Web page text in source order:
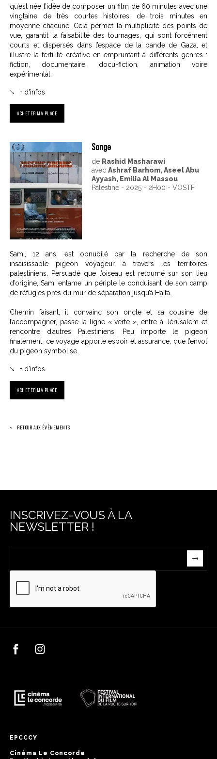
qu’est née l’idée de composer un film de 60 minutes avec une
vingtaine de très courtes histoires, de trois minutes en
moyenne chacune. Cela permet la multiplicité des points de
vue, garantit la faisabilité des tournages, qui sont forcément
courts et dispersés dans l’espace de la bande de Gaza, et
illustre la fertilité créative en empruntant à différents genres :
fiction, documentaire, docu-fiction, animation voire
expérimental.
+ d'infos
ACHETER MA PLACE
Songe
de Rashid Masharawi
avec Ashraf Barhom, Aseel Abu
Ayyash, Emilia Al Massou
Palestine - 2025 - 2H00 - VOSTF
Sami, 12 ans, est obnubilé par la recherche de son
insaisissable pigeon voyageur à travers les territoires
palestiniens. Persuadé que l’oiseau est retourné sur son lieu
d’origine, Sami entame un périple le conduisant de son camp
de réfugiés près du mur de séparation jusqu’à Haïfa.
Chemin faisant, il convainc son oncle et sa cousine de
l’accompagner, passe la ligne « verte », entre à Jérusalem et
rencontre d’autres Palestiniens. Peu importe le pigeon
finalement, ce voyage apporte espoir et assurance, que l’envol
du pigeon symbolise.
+ d'infos
ACHETER MA PLACE
RETOUR AUX ÉVÈNEMENTS
INSCRIVEZ-VOUS À LA
NEWSLETTER !
EPCCCY
Cinéma Le Concorde